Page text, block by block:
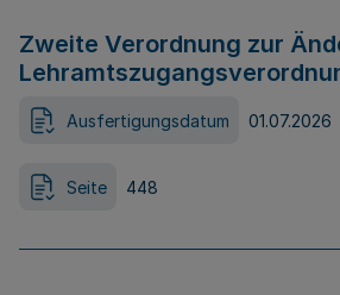
Zweite Verordnung zur
Ausfertigungsdatum 01.07.2026
Seite 448